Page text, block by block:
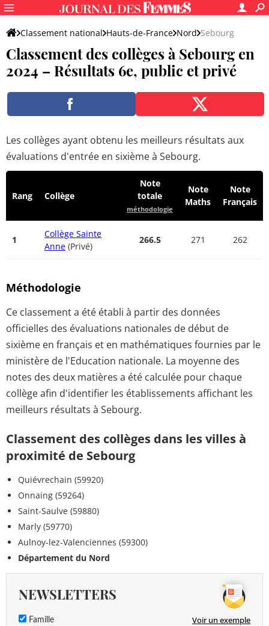
Classement national Hauts-de-France Nord Sebourg
Classement des collèges à Sebourg en
2024 – Résultats 6e, public et privé
Les collèges ayant obtenu les meilleurs résultats aux
évaluations d'entrée en sixième à Sebourg.
Rang Collège
Note
totale
méthodologie
Note
Maths
Note
Français
1
Collège Sainte
Anne (Privé)
266.5 271 262
Méthodologie
Ce classement a été établi à partir des données
officielles des évaluations nationales de début de
sixième en français et en mathématiques fournies par le
ministère de l'Education nationale. La moyenne des
notes des deux matières a été calculée pour chaque
collège afin d'identifier les établissements affichant les
meilleurs résultats à Sebourg.
Classement des collèges dans les villes à
proximité de Sebourg
Quiévrechain (59920)
Onnaing (59264)
Saint-Saulve (59880)
Marly (59770)
Aulnoy-lez-Valenciennes (59300)
Département du Nord
NEWSLETTERS
Famille Voir un exemple